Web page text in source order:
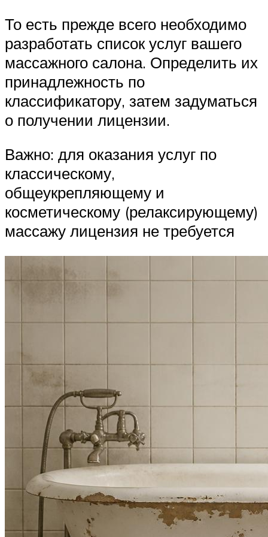
То есть прежде всего необходимо
разработать список услуг вашего
массажного салона. Определить их
принадлежность по
классификатору, затем задуматься
о получении лицензии.
Важно: для оказания услуг по
классическому,
общеукрепляющему и
косметическому (релаксирующему)
массажу лицензия не требуется